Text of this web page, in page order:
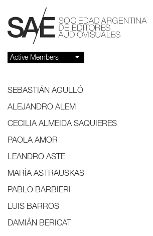
SEBASTIÁN AGULLÓ
ALEJANDRO ALEM
CECILIA ALMEIDA SAQUIERES
PAOLA AMOR
LEANDRO ASTE
MARÍA ASTRAUSKAS
PABLO BARBIERI
LUIS BARROS
DAMIÁN BERICAT